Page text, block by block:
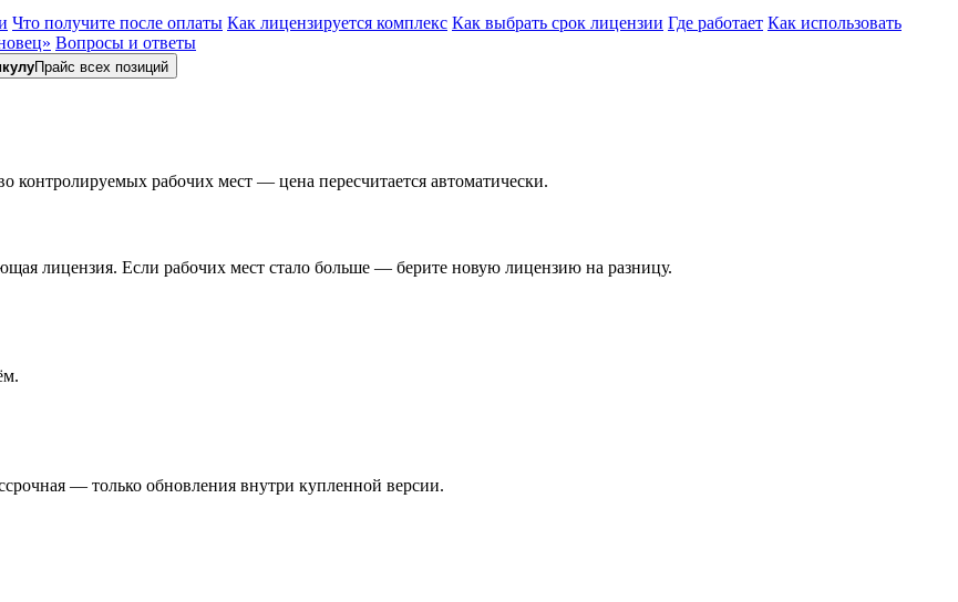
Что получите после оплаты Как лицензируется комплекс Как выбрать срок лицензии Где работает Как использовать
Вопросы и ответы
Прайс всех позиций
рабочих мест — цена пересчитается автоматически.
лицензия. Если рабочих мест стало больше — берите новую лицензию на разницу.
— только обновления внутри купленной версии.